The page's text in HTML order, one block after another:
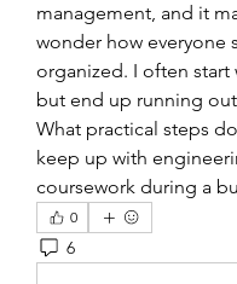
management, and it
wonder how everyone
organized. I often start
but end up running
What practical steps
keep up with
coursework during a
0
6